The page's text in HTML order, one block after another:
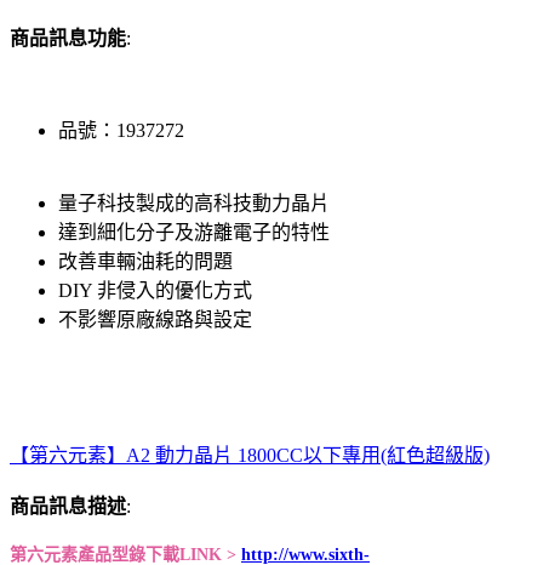
商品訊息功能:
品號：1937272
量子科技製成的高科技動力晶片
達到細化分子及游離電子的特性
改善車輛油耗的問題
DIY 非侵入的優化方式
不影響原廠線路與設定
【第六元素】A2 動力晶片 1800CC以下專用(紅色超級版)
商品訊息描述:
第六元素產品型錄下載LINK > http://www.sixth-